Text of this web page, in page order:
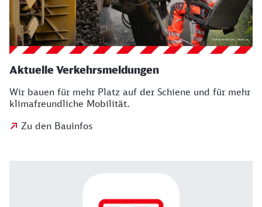
Aktuelle Verkehrsmeldungen
Wir bauen für mehr Platz auf der Schiene und für mehr
klimafreundliche Mobilität.
Zu den Bauinfos